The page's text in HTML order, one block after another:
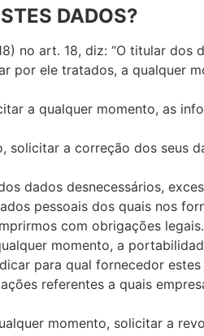
DADOS?
no art. 18, diz: “O titular dos
ele tratados, a qualquer
a qualquer momento, as
a correção dos seus
dados desnecessários,
pessoais dos quais nos
com obrigações legais.
momento, a
para qual fornecedor
referentes a quais
momento, solicitar a